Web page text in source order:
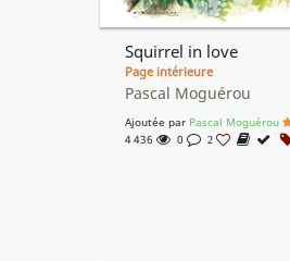
Squirrel in love
Page intérieure
Pascal Moguérou
Ajoutée par Pascal Moguérou
4 436
0 2